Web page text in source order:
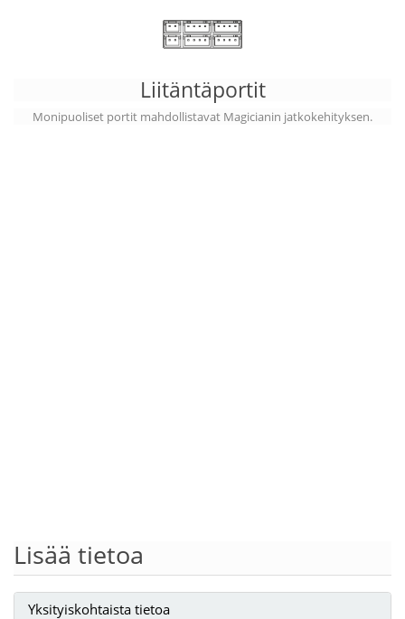
Liitäntäportit
Monipuoliset portit mahdollistavat Magicianin jatkokehityksen.
Lisää tietoa
Yksityiskohtaista tietoa